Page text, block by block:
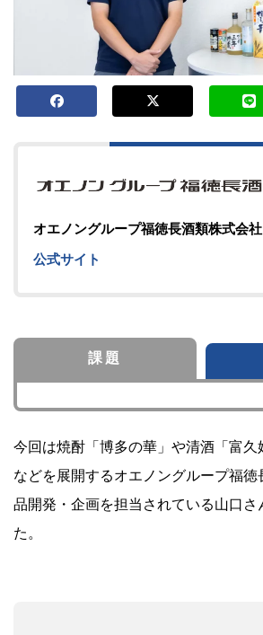
オエノングループ福徳長酒類株式会社
公式サイト
課題
今回は焼酎「博多の華」や清酒「富久
などを展開するオエノングループ福
品開発・企画を担当されている山口さ
た。